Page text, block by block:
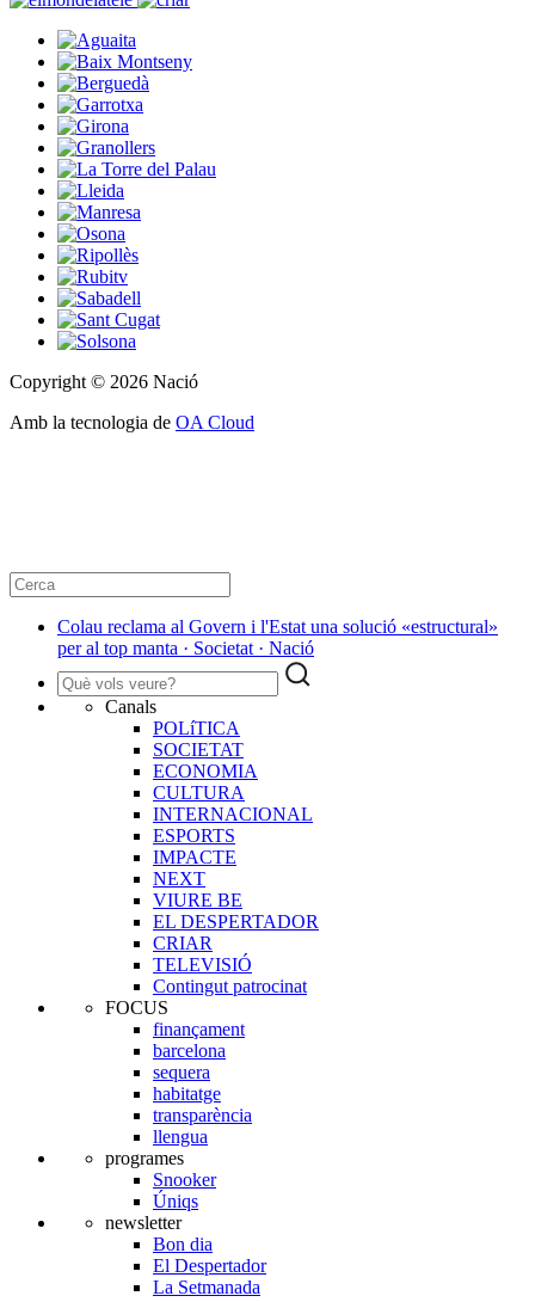
Copyright © 2026 Nació
Amb la tecnologia de OA Cloud
Colau reclama al Govern i l'Estat una solució «estructural»
per al top manta · Societat · Nació
Canals
POLíTICA
SOCIETAT
ECONOMIA
CULTURA
INTERNACIONAL
ESPORTS
IMPACTE
NEXT
VIURE BE
EL DESPERTADOR
CRIAR
TELEVISIÓ
Contingut patrocinat
FOCUS
finançament
barcelona
sequera
habitatge
transparència
llengua
programes
Snooker
Úniqs
newsletter
Bon dia
El Despertador
La Setmanada